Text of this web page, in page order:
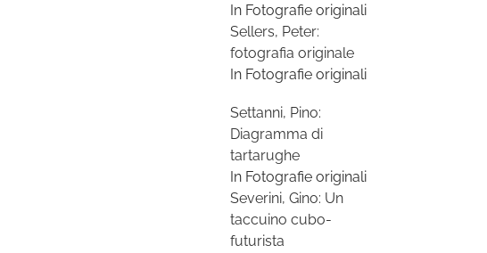
In Fotografie originali
Sellers, Peter:
fotografia originale
In Fotografie originali
Settanni, Pino:
Diagramma di
tartarughe
In Fotografie originali
Severini, Gino: Un
taccuino cubo-
futurista